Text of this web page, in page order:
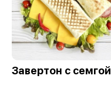
Завертон с семгой